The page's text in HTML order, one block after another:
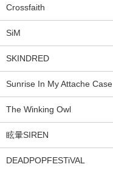
Crossfaith
SiM
SKINDRED
Sunrise In My Attache Case
The Winking Owl
眩暈SIREN
DEADPOPFESTiVAL